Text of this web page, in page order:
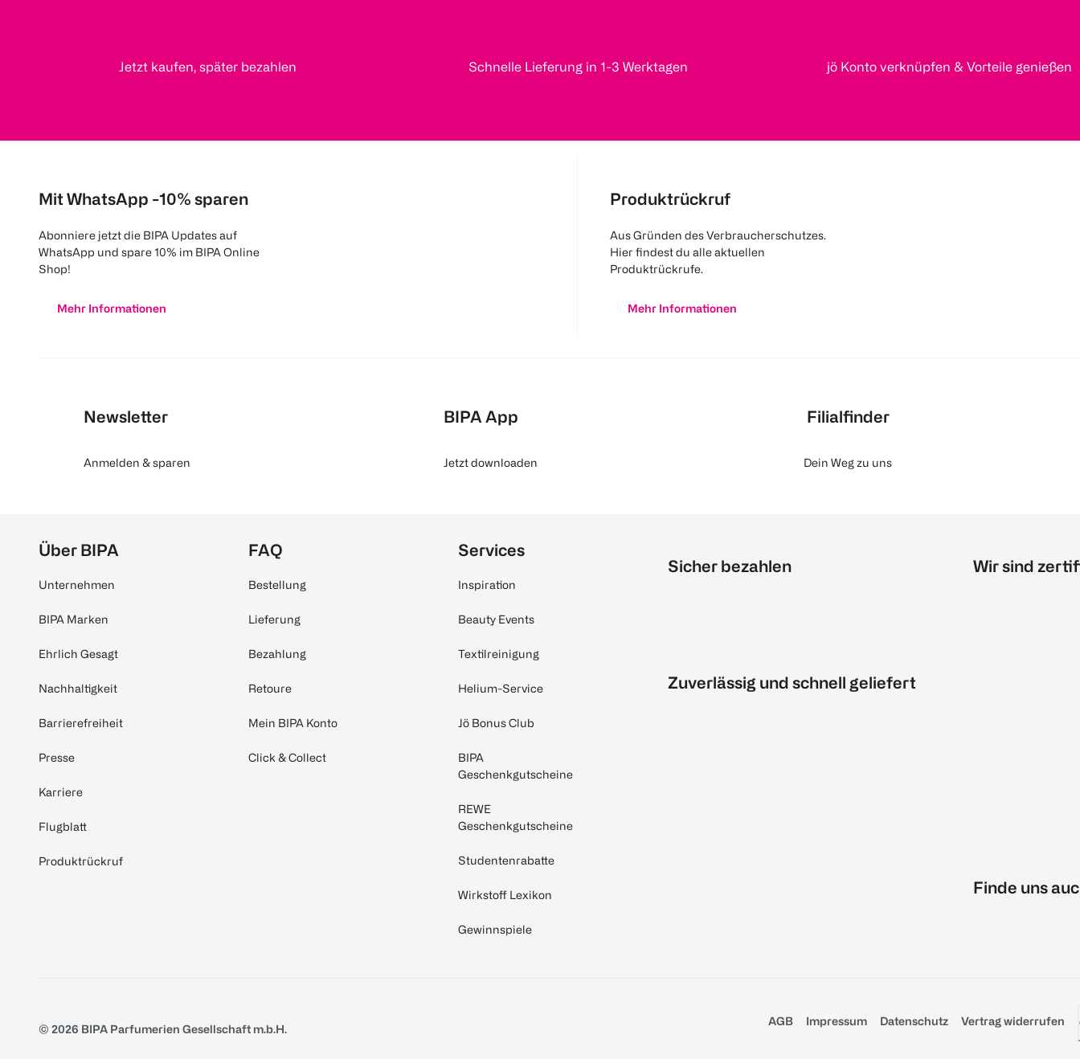
Jetzt kaufen, später bezahlen Schnelle Lieferung in 1-3 Werktagen jö Konto verknüpfen & Vorteile genießen
Mit WhatsApp -10% sparen
Abonniere jetzt die BIPA Updates auf
WhatsApp und spare 10% im BIPA Online
Shop!
Mehr Informationen
Produktrückruf
Aus Gründen des Verbraucherschutzes.
Hier findest du alle aktuellen
Produktrückrufe.
Mehr Informationen
Newsletter
Anmelden & sparen
BIPA App
Jetzt downloaden
Filialfinder
Dein Weg zu uns
Über BIPA
Unternehmen
BIPA Marken
Ehrlich Gesagt
Nachhaltigkeit
Barrierefreiheit
Presse
Karriere
Flugblatt
Produktrückruf
FAQ
Bestellung
Lieferung
Bezahlung
Retoure
Mein BIPA Konto
Click & Collect
Services
Inspiration
Beauty Events
Textilreinigung
Helium-Service
Jö Bonus Club
BIPA
Geschenkgutscheine
REWE
Geschenkgutscheine
Studentenrabatte
Wirkstoff Lexikon
Gewinnspiele
Sicher bezahlen
Zuverlässig und schnell geliefert
Wir sind
Finde uns
© 2026 BIPA Parfumerien Gesellschaft m.b.H.
AGB Impressum Datenschutz Vertrag widerrufen